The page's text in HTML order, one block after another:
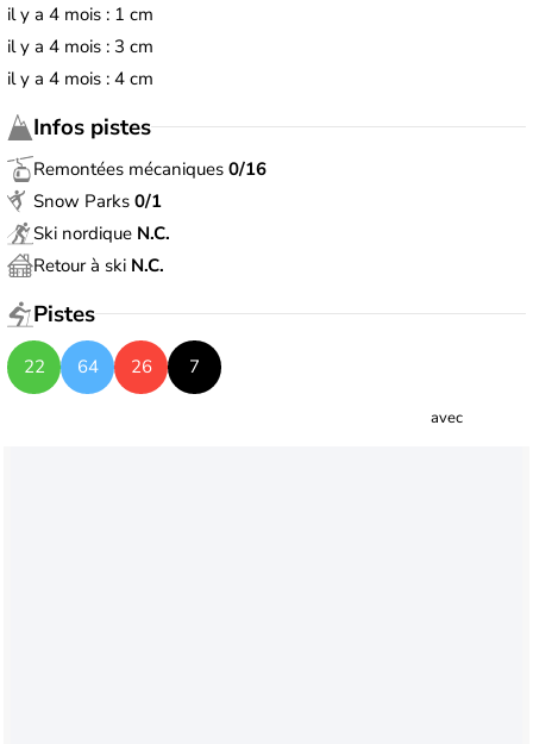
il y a 4 mois : 1 cm
il y a 4 mois : 3 cm
il y a 4 mois : 4 cm
Infos pistes
Remontées mécaniques 0/16
Snow Parks 0/1
Ski nordique N.C.
Retour à ski N.C.
Pistes
22 64 26 7
avec